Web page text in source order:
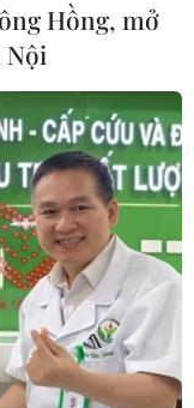
Hồng, mở
Nội